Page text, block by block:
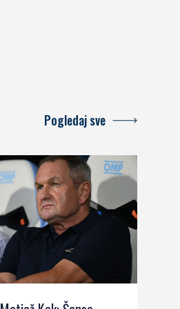
Pogledaj sve